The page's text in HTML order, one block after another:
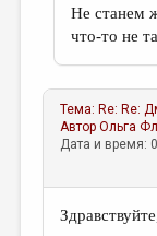
Не станем
что-то не
Тема: Re: Re:
АвторОльга
Дата и время: